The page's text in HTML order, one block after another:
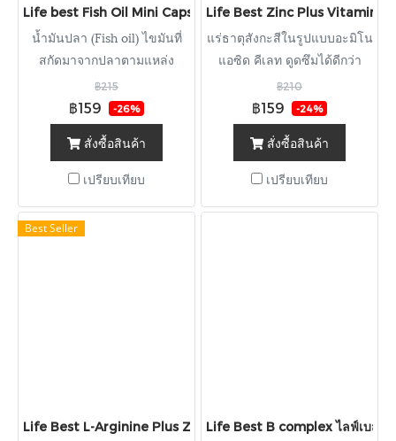
Life best Fish Oil Mini Caps 500 mg. (EPA 180 DHA 120) ไ
น้ำมันปลา (Fish oil) ไขมันที่
สกัดมาจากปลาตามแหล่ง
ธรรมชาติ
฿215
฿159 -26%
สั่งซื้อสินค้า
เปรียบเทียบ
Life Best Zinc Plus Vitamin
แร่ธาตุสังกะสีในรูปแบบอะมิโน
แอซิด คีเลท ดูดซึมได้ดีกว่า
สังกะสีในรูปแบบทั่วไปถึง 5 เท่า
฿210
฿159 -24%
สั่งซื้อสินค้า
เปรียบเทียบ
Best Seller
Life Best L-Arginine Plus Zinc ไลฟ์ เบสต์ แอล-อาร์จินีน พลัส ซิง
Life Best B complex ไลฟ์เบสต์